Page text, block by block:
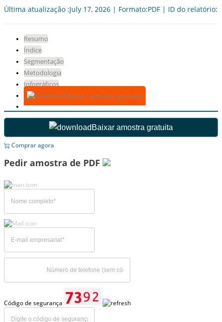
Última atualização :July 17, 2026 | Formato:PDF | ID do relatório:
Resumo
Índice
Segmentação
Metodologia
Infográficos
Baixar amostra gratuita
Baixar amostra gratuita
Comprar agora
Pedir amostra de PDF
Código de segurança